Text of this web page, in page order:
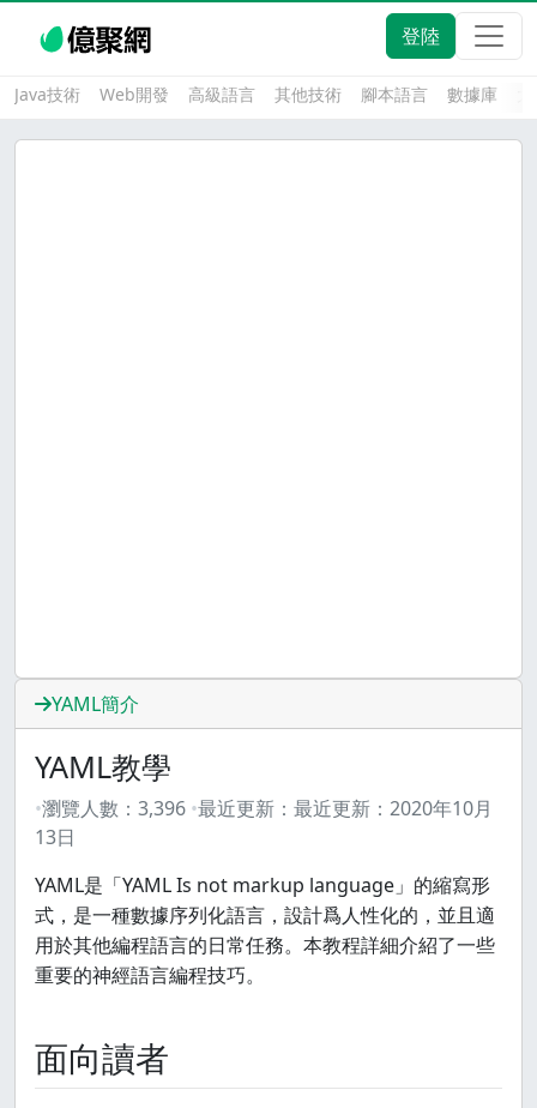
登陸
Java技術 Web開發 高級語言 其他技術 腳本語言 數據庫
YAML簡介
YAML教學
瀏覽人數： 3,396 最近更新： 最近更新： 2020年10月
13日
YAML是「YAML Is not markup language」的縮寫形
式，是一種數據序列化語言，設計爲人性化的，並且適
用於其他編程語言的日常任務。本教程詳細介紹了一些
重要的神經語言編程技巧。
面向讀者